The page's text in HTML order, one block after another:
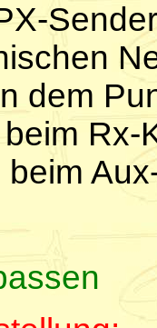
dem
Rx-
beim